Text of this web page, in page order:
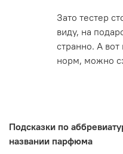
Зато тестер
виду, на
странно. А
норм, можно
Подсказки по
названии парфюма